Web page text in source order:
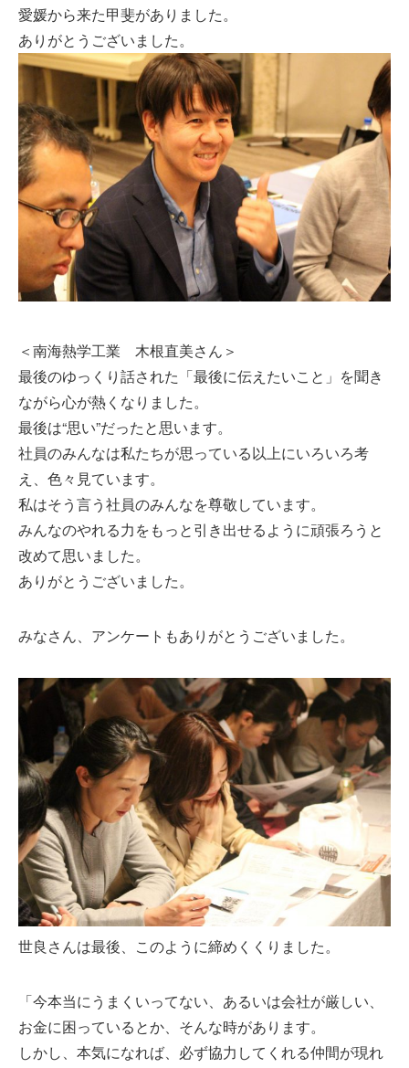
愛媛から来た甲斐がありました。
ありがとうございました。
＜南海熱学工業 木根直美さん＞
最後のゆっくり話された「最後に伝えたいこと」を聞き
ながら心が熱くなりました。
最後は“思い”だったと思います。
社員のみんなは私たちが思っている以上にいろいろ考
え、色々見ています。
私はそう言う社員のみんなを尊敬しています。
みんなのやれる力をもっと引き出せるように頑張ろうと
改めて思いました。
ありがとうございました。
みなさん、アンケートもありがとうございました。
世良さんは最後、このように締めくくりました。
「今本当にうまくいってない、あるいは会社が厳しい、
お金に困っているとか、そんな時があります。
しかし、本気になれば、必ず協力してくれる仲間が現れ